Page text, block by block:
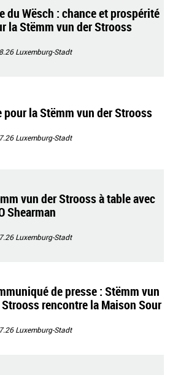
du Wësch : chance et prospérité
la Stëmm vun der Strooss
Luxemburg-Stadt
pour la Stëmm vun der Strooss
Luxemburg-Stadt
vun der Strooss à table avec
Shearman
Luxemburg-Stadt
de presse : Stëmm vun
rencontre la Maison Sour
Luxemburg-Stadt